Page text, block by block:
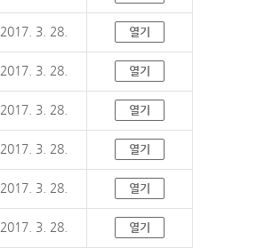
2017. 3. 28. 열기
2017. 3. 28. 열기
2017. 3. 28. 열기
2017. 3. 28. 열기
2017. 3. 28. 열기
2017. 3. 28. 열기